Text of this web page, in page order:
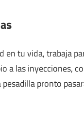
en tu vida, trabaja
a las inyecciones,
pronto